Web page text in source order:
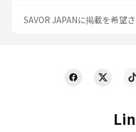
SAVOR JAPANに掲載を希望